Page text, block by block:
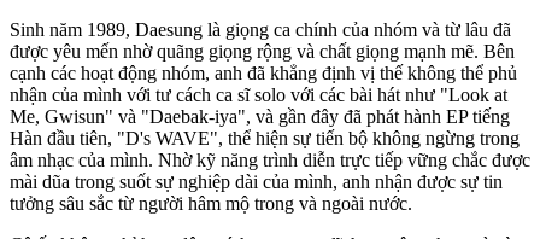
Sinh năm 1989, Daesung là giọng ca chính của nhóm và từ lâu đã
được yêu mến nhờ quãng giọng rộng và chất giọng mạnh mẽ. Bên
cạnh các hoạt động nhóm, anh đã khẳng định vị thế không thể phủ
nhận của mình với tư cách ca sĩ solo với các bài hát như "Look at
Me, Gwisun" và "Daebak-iya", và gần đây đã phát hành EP tiếng
Hàn đầu tiên, "D's WAVE", thể hiện sự tiến bộ không ngừng trong
âm nhạc của mình. Nhờ kỹ năng trình diễn trực tiếp vững chắc được
mài dũa trong suốt sự nghiệp dài của mình, anh nhận được sự tin
tưởng sâu sắc từ người hâm mộ trong và ngoài nước.